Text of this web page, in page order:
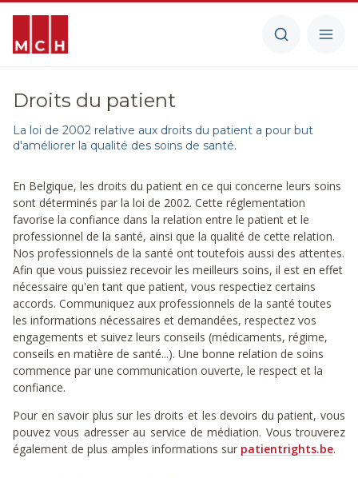
Droits du patient
La loi de 2002 relative aux droits du patient a pour but
d'améliorer la qualité des soins de santé.
En Belgique, les droits du patient en ce qui concerne leurs soins
sont déterminés par la loi de 2002. Cette réglementation
favorise la confiance dans la relation entre le patient et le
professionnel de la santé, ainsi que la qualité de cette relation.
Nos professionnels de la santé ont toutefois aussi des attentes.
Afin que vous puissiez recevoir les meilleurs soins, il est en effet
nécessaire qu'en tant que patient, vous respectiez certains
accords. Communiquez aux professionnels de la santé toutes
les informations nécessaires et demandées, respectez vos
engagements et suivez leurs conseils (médicaments, régime,
conseils en matière de santé...). Une bonne relation de soins
commence par une communication ouverte, le respect et la
confiance.
Pour en savoir plus sur les droits et les devoirs du patient, vous
pouvez vous adresser au service de médiation. Vous trouverez
également de plus amples informations sur patientrights.be.